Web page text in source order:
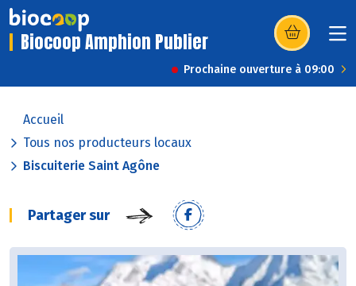
Biocoop Amphion Publier (s’ouvre dans
Prochaine ouverture à 09:00
Accueil
Tous nos producteurs locaux
Biscuiterie Saint Agône
Partager sur